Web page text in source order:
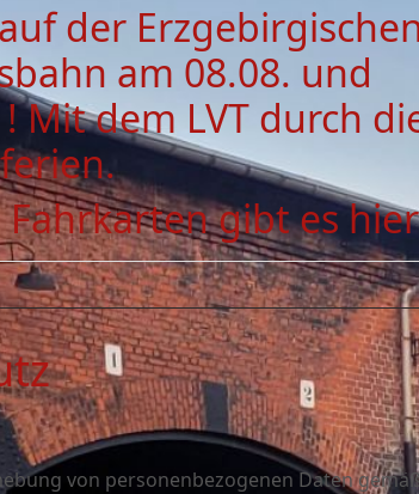
der
am 08.08. und
Mit dem LVT durch
gibt es hier
von personenbezogenen Daten